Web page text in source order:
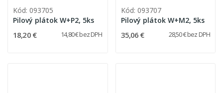
Kód: 093705
Pilový plátok W+P2, 5ks
18,20 € 14,80 € bez DPH
Kód: 093707
Pilový plátok W+M2, 5ks
35,06 € 28,50 € bez DPH